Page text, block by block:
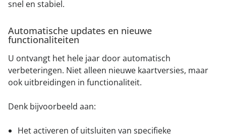
snel en stabiel.
Automatische updates en nieuwe
functionaliteiten
U ontvangt het hele jaar door automatisch
verbeteringen. Niet alleen nieuwe kaartversies, maar
ook uitbreidingen in functionaliteit.
Denk bijvoorbeeld aan:
Het activeren of uitsluiten van specifieke